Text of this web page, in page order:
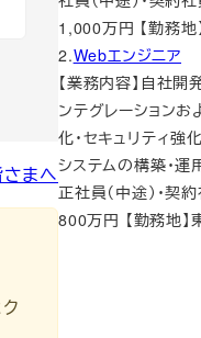
まへ
1,000万円 【勤務地
2.Webエンジニア
【業務内容】自社開
ンテグレーション
化・セキュリティ強
システムの構築・運
正社員（中途）・
800万円 【勤務地】